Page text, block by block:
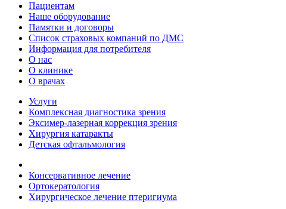
Пациентам
Наше оборудование
Памятки и договоры
Список страховых компаний по ДМС
Информация для потребителя
О нас
О клинике
О врачах
Услуги
Комплексная диагностика зрения
Эксимер-лазерная коррекция зрения
Хирургия катаракты
Детская офтальмология
Консервативное лечение
Ортокератология
Хирургическое лечение птеригиума